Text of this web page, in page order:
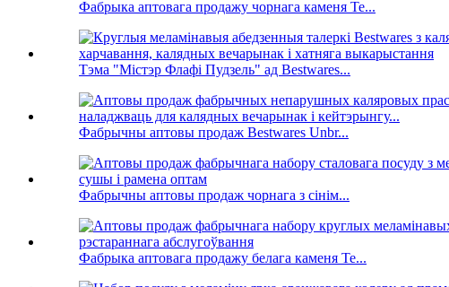
Фабрыка аптовага продажу чорнага каменя Te...
Тэма "Містэр Флафі Пудзель" ад Bestwares...
Фабрычны аптовы продаж Bestwares Unbr...
Фабрычны аптовы продаж чорнага з сінім...
Фабрыка аптовага продажу белага каменя Te...